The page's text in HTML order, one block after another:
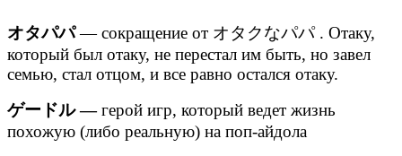
オタパパ— сокращение от オタクなパパ . Отаку,
который был отаку, не перестал им быть, но завел
семью, стал отцом, и все равно остался отаку.
ゲードル —герой игр, который ведет жизнь
похожую (либо реальную) на поп-айдола